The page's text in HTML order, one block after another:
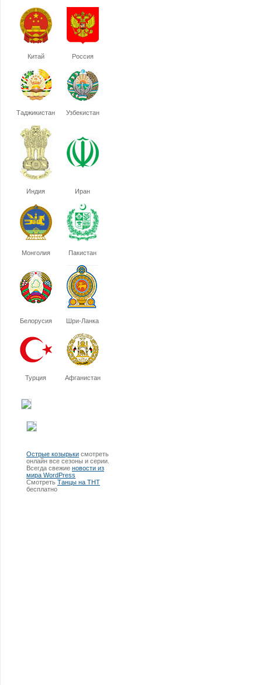
Китай Россия
Таджикистан Узбекистан
Индия Иран
Монголия Пакистан
Белорусия Шри-Ланка
Турция Афганистан
Острые козырьки смотреть
онлайн все сезоны и серии.
Всегда свежие новости из
мира WordPress
Смотреть Танцы на ТНТ
бесплатно